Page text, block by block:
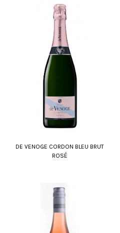
DE VENOGE CORDON BLEU BRUT
ROSÉ